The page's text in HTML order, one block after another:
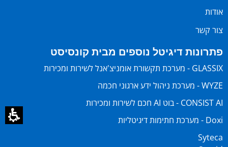
אודות
צור קשר
פתרונות דיגיטל נוספים מבית קונסיסט
GLASSIX - מערכת תקשורת אומניצ'אנל לשירות ומכירות
WYZE - מערכת ניהול ידע ארגוני חכמה
CONSIST AI - בוט AI חכם לשירות ומכירות
Doxi - מערכת חתימות דיגיטליות
Syteca